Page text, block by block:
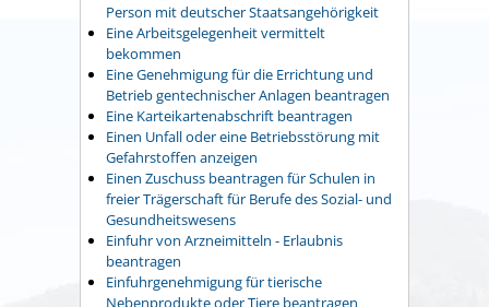
Person mit deutscher Staatsangehörigkeit
Eine Arbeitsgelegenheit vermittelt
bekommen
Eine Genehmigung für die Errichtung und
Betrieb gentechnischer Anlagen beantragen
Eine Karteikartenabschrift beantragen
Einen Unfall oder eine Betriebsstörung mit
Gefahrstoffen anzeigen
Einen Zuschuss beantragen für Schulen in
freier Trägerschaft für Berufe des Sozial- und
Gesundheitswesens
Einfuhr von Arzneimitteln - Erlaubnis
beantragen
Einfuhrgenehmigung für tierische
Nebenprodukte oder Tiere beantragen